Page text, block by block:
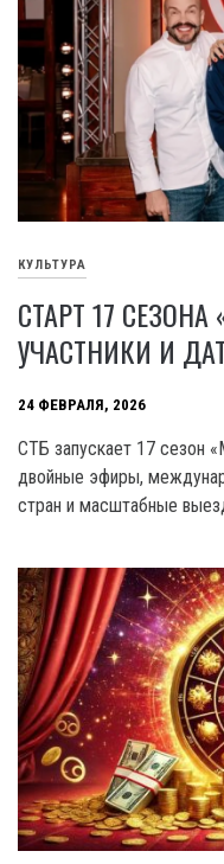
КУЛЬТУРА
СТАРТ 17
УЧАСТНИКИ И
24 ФЕВРАЛЯ, 2026
СТБ запускает 17 сезон
двойные эфиры,
стран и масштабные